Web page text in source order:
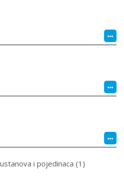
i pojedinaca (1)